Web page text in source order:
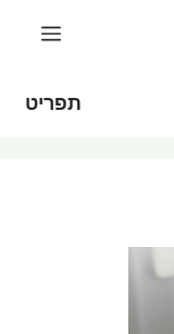
תפריט